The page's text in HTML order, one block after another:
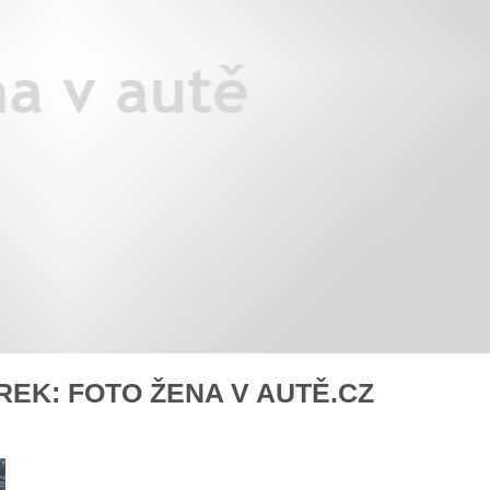
FOTO ŽENA V AUTĚ.CZ
stručně o autosedačkách